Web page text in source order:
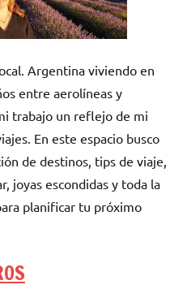
Argentina viviendo en
entre aerolíneas y
trabajo un reflejo de mi
En este espacio busco
de destinos, tips de viaje,
joyas escondidas y toda la
planificar tu próximo